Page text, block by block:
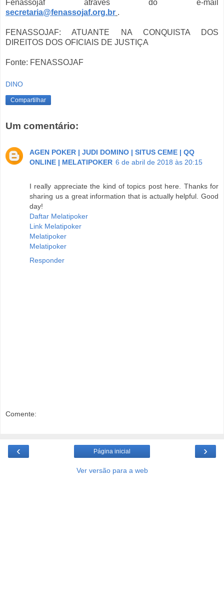
Fenassojaf através do e-mail
secretaria@fenassojaf.org.br .
FENASSOJAF: ATUANTE NA CONQUISTA DOS
DIREITOS DOS OFICIAIS DE JUSTIÇA
Fonte: FENASSOJAF
DINO
Compartilhar
Um comentário:
AGEN POKER | JUDI DOMINO | SITUS CEME | QQ
ONLINE | MELATIPOKER 6 de abril de 2018 às 20:15
I really appreciate the kind of topics post here. Thanks for
sharing us a great information that is actually helpful. Good
day!
Daftar Melatipoker
Link Melatipoker
Melatipoker
Melatipoker
Responder
Comente:
‹ ›
Página inicial
Ver versão para a web